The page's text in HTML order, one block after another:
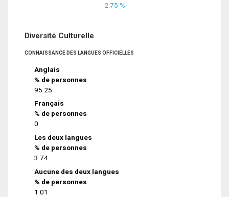
2.75 %
Diversité Culturelle
CONNAISSANCE DES LANGUES OFFICIELLES
Anglais
% de personnes
95.25
Français
% de personnes
0
Les deux langues
% de personnes
3.74
Aucune des deux langues
% de personnes
1.01